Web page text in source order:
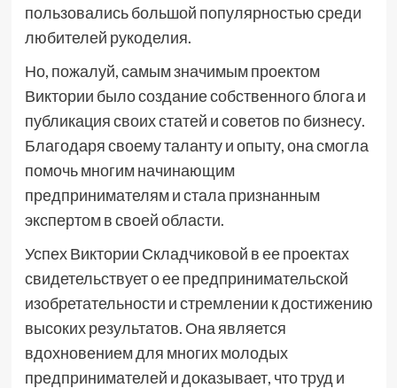
пользовались большой популярностью среди
любителей рукоделия.
Но, пожалуй, самым значимым проектом
Виктории было создание собственного блога и
публикация своих статей и советов по бизнесу.
Благодаря своему таланту и опыту, она смогла
помочь многим начинающим
предпринимателям и стала признанным
экспертом в своей области.
Успех Виктории Складчиковой в ее проектах
свидетельствует о ее предпринимательской
изобретательности и стремлении к достижению
высоких результатов. Она является
вдохновением для многих молодых
предпринимателей и доказывает, что труд и